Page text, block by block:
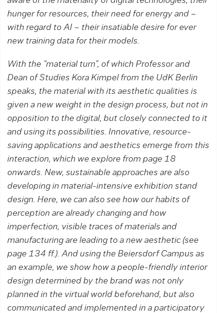
hunger for resources, their need for energy and –
with regard to AI – their insatiable desire for ever
new training data for their models.
With the “material turn”, of which Professor and
Dean of Studies Kora Kimpel from the UdK Berlin
speaks, the material with its aesthetic qualities is
given a new weight in the design process, but not in
opposition to the digital, but closely connected to it
and using its possibilities. Innovative, resource-
saving applica­tions and aesthetics emerge from this
interaction, which we explore from page 18
onwards. New, sustainable approaches are also
develop­ing in material-intensive exhibition stand
design. Here, we can also see how our habits of
perception are already changing and how
imperfection, visible traces of materials and
manufacturing are leading to a new aesthetic (see
page 134 ff.). And using the Beiersdorf Campus as
an example, we show how a people-friendly interior
design determined by the brand was not only
planned in the virtual world before­hand, but also
communicated and implement­ed in a participatory